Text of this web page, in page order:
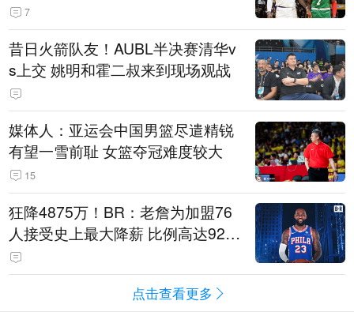
7
昔日火箭队友！AUBL半决赛清华v
s上交 姚明和霍二叔来到现场观战
媒体人：亚运会中国男篮尽遣精锐
有望一雪前耻 女篮夺冠难度较大
15
狂降4875万！BR：老詹为加盟76
人接受史上最大降薪 比例高达92.
6%
点击查看更多